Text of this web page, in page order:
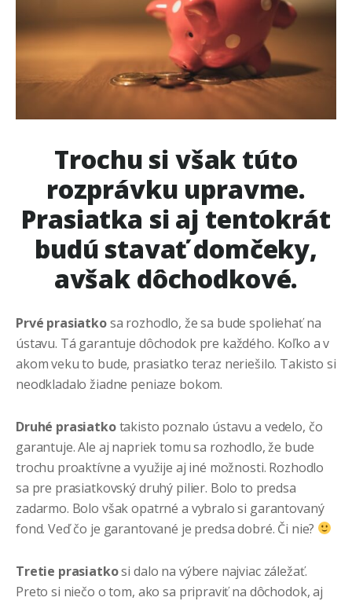
Trochu si však túto
rozprávku upravme.
Prasiatka si aj tentokrát
budú stavať domčeky,
avšak dôchodkové.
Prvé prasiatkosa rozhodlo, že sa bude spoliehať na
ústavu. Tá garantuje dôchodok pre každého. Koľko a v
akom veku to bude, prasiatko teraz neriešilo. Takisto si
neodkladalo žiadne peniaze bokom.
Druhé prasiatkotakisto poznalo ústavu a vedelo, čo
garantuje. Ale aj napriek tomu sa rozhodlo, že bude
trochu proaktívne a využije aj iné možnosti. Rozhodlo
sa pre prasiatkovský druhý pilier. Bolo to predsa
zadarmo. Bolo však opatrné a vybralo si garantovaný
fond. Veď čo je garantované je predsa dobré. Či nie?
Tretie prasiatkosi dalo na výbere najviac záležať.
Preto si niečo o tom, ako sa pripraviť na dôchodok, aj